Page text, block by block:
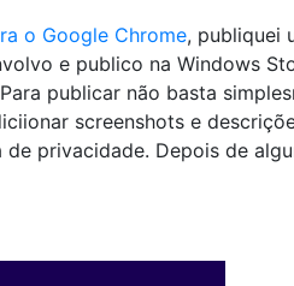
o Google Chrome, publiquei
e publico na Windows
publicar não basta
screenshots e
privacidade. Depois de